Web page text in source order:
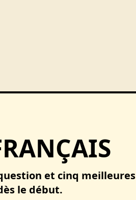
et cinq meilleures
le début.